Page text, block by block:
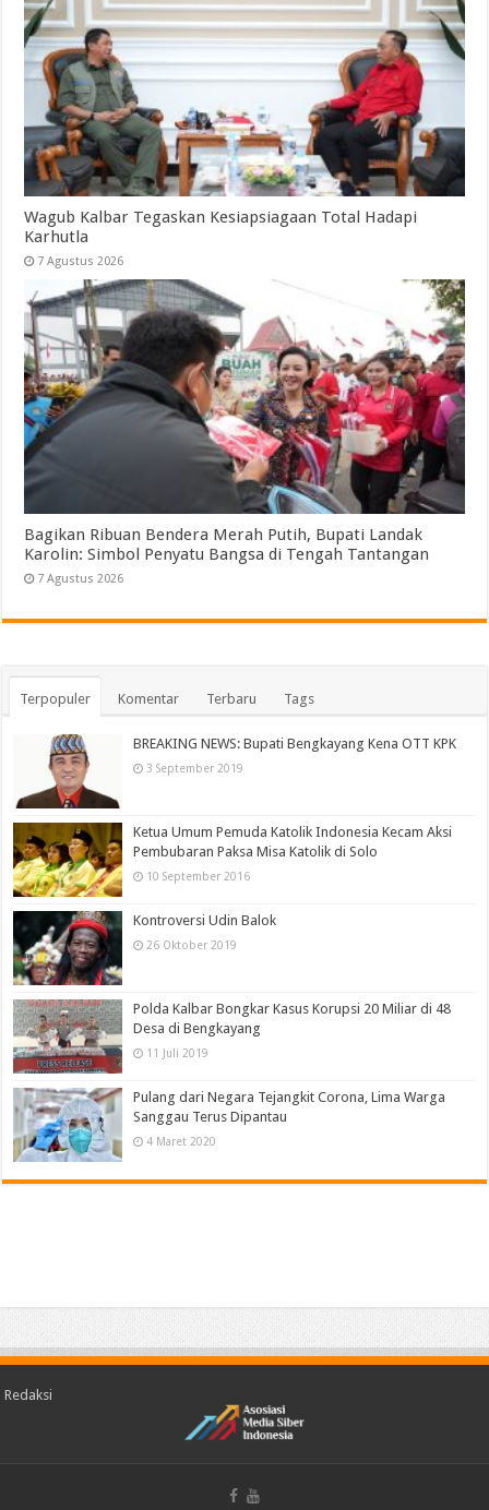
Wagub Kalbar Tegaskan Kesiapsiagaan Total Hadapi
Karhutla
7 Agustus 2026
Bagikan Ribuan Bendera Merah Putih, Bupati Landak
Karolin: Simbol Penyatu Bangsa di Tengah Tantangan
7 Agustus 2026
Terpopuler Komentar Terbaru Tags
BREAKING NEWS: Bupati Bengkayang Kena OTT KPK
3 September 2019
Ketua Umum Pemuda Katolik Indonesia Kecam Aksi
Pembubaran Paksa Misa Katolik di Solo
10 September 2016
Kontroversi Udin Balok
26 Oktober 2019
Polda Kalbar Bongkar Kasus Korupsi 20 Miliar di 48
Desa di Bengkayang
11 Juli 2019
Pulang dari Negara Tejangkit Corona, Lima Warga
Sanggau Terus Dipantau
4 Maret 2020
Redaksi